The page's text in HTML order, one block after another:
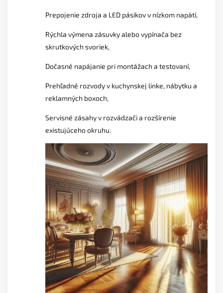
Prepojenie zdroja a LED pásikov v nízkom napätí,
Rýchla výmena zásuvky alebo vypínača bez
skrutkových svoriek,
Dočasné napájanie pri montážach a testovaní,
Prehľadné rozvody v kuchynskej linke, nábytku a
reklamných boxoch,
Servisné zásahy v rozvádzači a rozšírenie
existujúceho okruhu.